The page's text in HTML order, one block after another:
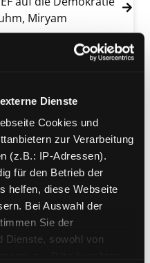
Dienste
Cookies und
zur Verarbeitung
(z.B.: IP-Adressen).
für den Betrieb der
helfen, diese Webseite
Bei Auswahl der
Sie der
Dienste, sowohl von
von Die Krake von Davos
Miryam
Europa Verlag
von Die 10 Irrtümer der
der
RainerSuche nach
FinanzBuch-Verl.
Sachbuch